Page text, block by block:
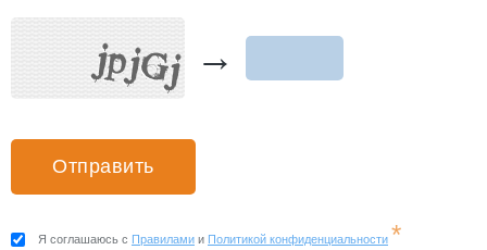
→
Я соглашаюсь с Правилами и Политикой конфиденциальности *